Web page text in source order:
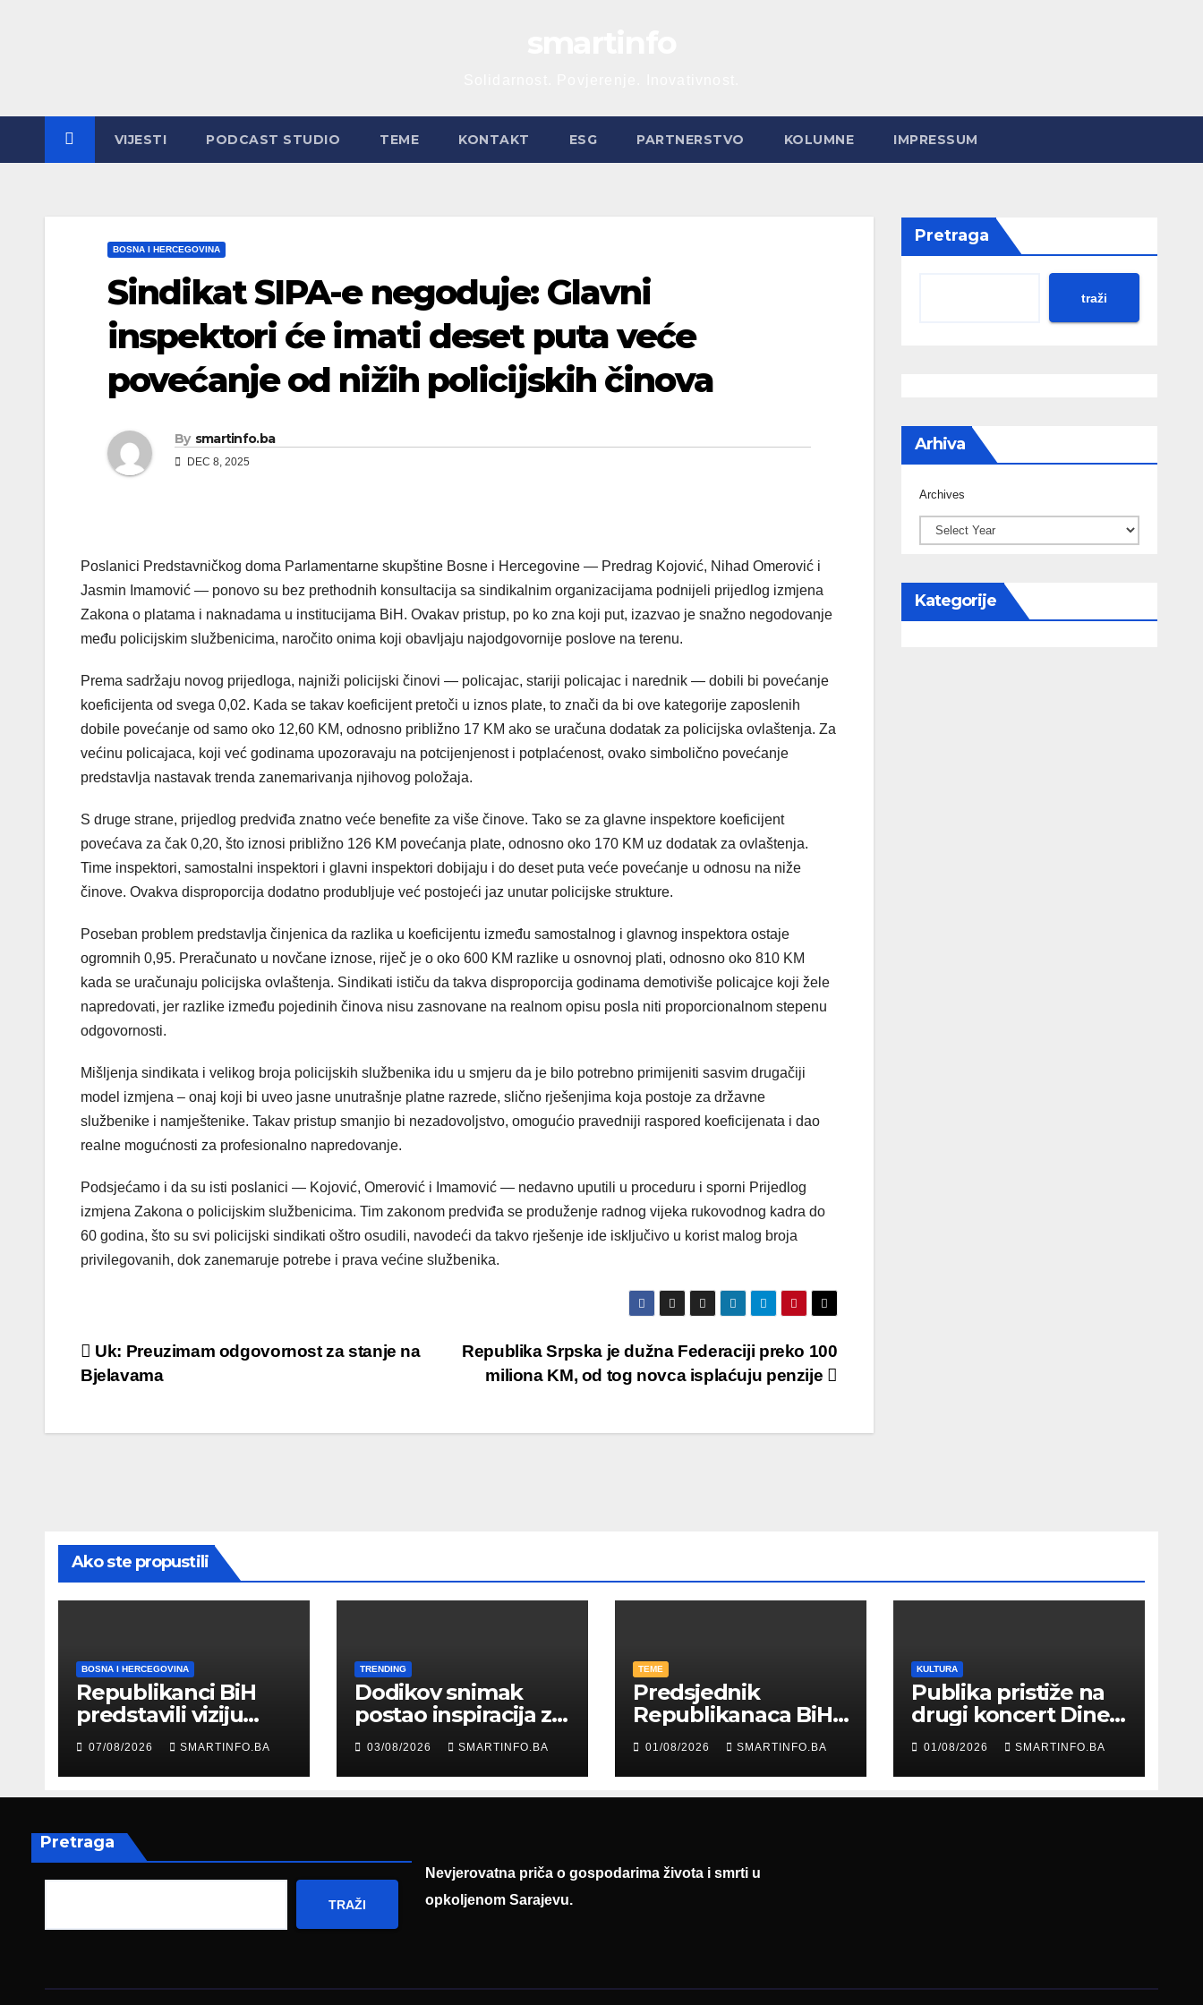
VIJESTI PODCAST STUDIO TEME KONTAKT ESG PARTNERSTVO KOLUMNE IMPRESSUM
BOSNA I HERCEGOVINA
Sindikat SIPA-e negoduje: Glavni
inspektori će imati deset puta veće
povećanje od nižih policijskih činova
By smartinfo.ba
DEC 8, 2025
Poslanici Predstavničkog doma Parlamentarne skupštine Bosne i Hercegovine — Predrag Kojović, Nihad Omerović i
Jasmin Imamović — ponovo su bez prethodnih konsultacija sa sindikalnim organizacijama podnijeli prijedlog izmjena
Zakona o platama i naknadama u institucijama BiH. Ovakav pristup, po ko zna koji put, izazvao je snažno negodovanje
među policijskim službenicima, naročito onima koji obavljaju najodgovornije poslove na terenu.
Prema sadržaju novog prijedloga, najniži policijski činovi — policajac, stariji policajac i narednik — dobili bi povećanje
koeficijenta od svega 0,02. Kada se takav koeficijent pretoči u iznos plate, to znači da bi ove kategorije zaposlenih
dobile povećanje od samo oko 12,60 KM, odnosno približno 17 KM ako se uračuna dodatak za policijska ovlaštenja. Za
većinu policajaca, koji već godinama upozoravaju na potcijenjenost i potplaćenost, ovako simbolično povećanje
predstavlja nastavak trenda zanemarivanja njihovog položaja.
S druge strane, prijedlog predviđa znatno veće benefite za više činove. Tako se za glavne inspektore koeficijent
povećava za čak 0,20, što iznosi približno 126 KM povećanja plate, odnosno oko 170 KM uz dodatak za ovlaštenja.
Time inspektori, samostalni inspektori i glavni inspektori dobijaju i do deset puta veće povećanje u odnosu na niže
činove. Ovakva disproporcija dodatno produbljuje već postojeći jaz unutar policijske strukture.
Poseban problem predstavlja činjenica da razlika u koeficijentu između samostalnog i glavnog inspektora ostaje
ogromnih 0,95. Preračunato u novčane iznose, riječ je o oko 600 KM razlike u osnovnoj plati, odnosno oko 810 KM
kada se uračunaju policijska ovlaštenja. Sindikati ističu da takva disproporcija godinama demotiviše policajce koji žele
napredovati, jer razlike između pojedinih činova nisu zasnovane na realnom opisu posla niti proporcionalnom stepenu
odgovornosti.
Mišljenja sindikata i velikog broja policijskih službenika idu u smjeru da je bilo potrebno primijeniti sasvim drugačiji
model izmjena – onaj koji bi uveo jasne unutrašnje platne razrede, slično rješenjima koja postoje za državne
službenike i namještenike. Takav pristup smanjio bi nezadovoljstvo, omogućio pravedniji raspored koeficijenata i dao
realne mogućnosti za profesionalno napredovanje.
Podsjećamo i da su isti poslanici — Kojović, Omerović i Imamović — nedavno uputili u proceduru i sporni Prijedlog
izmjena Zakona o policijskim službenicima. Tim zakonom predviđa se produženje radnog vijeka rukovodnog kadra do
60 godina, što su svi policijski sindikati oštro osudili, navodeći da takvo rješenje ide isključivo u korist malog broja
privilegovanih, dok zanemaruje potrebe i prava većine službenika.
Post
navigation
Republika Srpska je dužna Federaciji preko 100
miliona KM, od tog novca isplaćuju penzije
Uk: Preuzimam odgovornost za stanje na
Bjelavama
Pretraga
traži
Arhiva
Archives
Kategorije
Ako ste propustili
BOSNA I HERCEGOVINA
Republikanci BiH
predstavili viziju
moderne Bosne i
Hercegovine
ambasadoru
Njemačke
07/08/2026 SMARTINFO.BA
TRENDING
Dodikov snimak
postao inspiracija za
šale: Građani kroz
parodiju poslali
poruku
03/08/2026 SMARTINFO.BA
TEME
Predsjednik
Republikanaca BiH
Edin Garaplija
prisustvovao
prezentaciji
Federalnog sajma
01/08/2026 SMARTINFO.BA
KULTURA
Publika pristiže na
drugi koncert Dine
Merlina na Koševu
01/08/2026 SMARTINFO.BA
Pretraga
TRAŽI
Nevjerovatna priča o gospodarima života i smrti u
opkoljenom Sarajevu.